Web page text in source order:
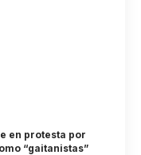
en protesta por
“gaitanistas”